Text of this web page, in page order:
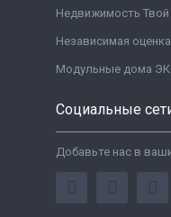
Недвижимость Твой
Независимая
Модульные дома
Социальные
Добавьте нас в